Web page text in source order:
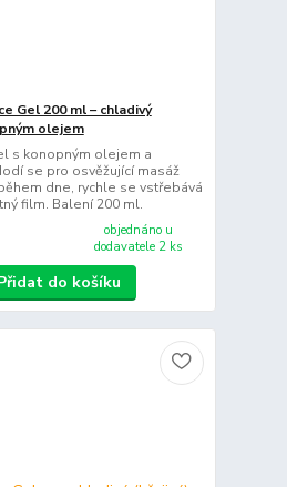
Gel 200 ml – chladivý
olejem
s konopným olejem a
se pro osvěžující masáž
dne, rychle se vstřebává
film. Balení 200 ml.
objednáno u
dodavatele 2 ks
do košíku